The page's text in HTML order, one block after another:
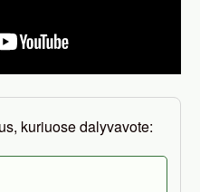
kuriuose dalyvavote: